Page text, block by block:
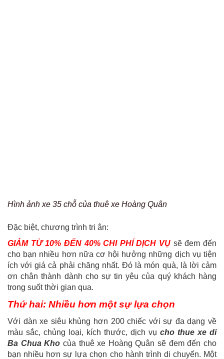
Hình ảnh xe 35 chỗ của thuê xe Hoàng Quân
Đặc biệt, chương trình tri ân:
GIẢM TỪ 10% ĐẾN 40% CHI PHÍ DỊCH VỤ sẽ đem đến
cho bạn nhiều hơn nữa cơ hội hưởng những dịch vụ tiện
ích với giá cả phải chăng nhất. Đó là món quà, là lời cảm
ơn chân thành dành cho sự tin yêu của quý khách hàng
trong suốt thời gian qua.
Thứ hai: Nhiều hơn một sự lựa chọn
Với dàn xe siêu khủng hơn 200 chiếc với sự đa dạng về
màu sắc, chủng loại, kích thước, dịch vụ cho thue xe di
Ba Chua Kho của thuê xe Hoàng Quân sẽ đem đến cho
bạn nhiều hơn sự lựa chọn cho hành trình di chuyển. Một